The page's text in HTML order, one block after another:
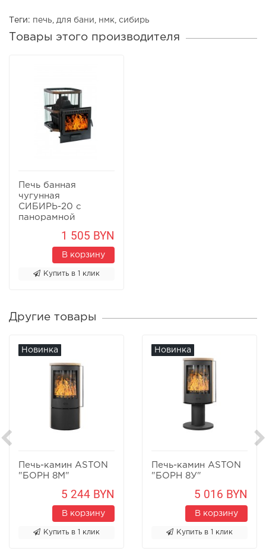
Теги: печь для бани нмк сибирь
Товары этого производителя
Печь банная
чугунная
СИБИРЬ-20 с
панорамной
1 505 BYN
В корзину
Купить в 1 клик
Другие товары
Новинка
Печь-камин ASTON
"БОРН 8М"
5 244 BYN
В корзину
Купить в 1 клик
Новинка
Печь-камин ASTON
"БОРН 8У"
5 016 BYN
В корзину
Купить в 1 клик